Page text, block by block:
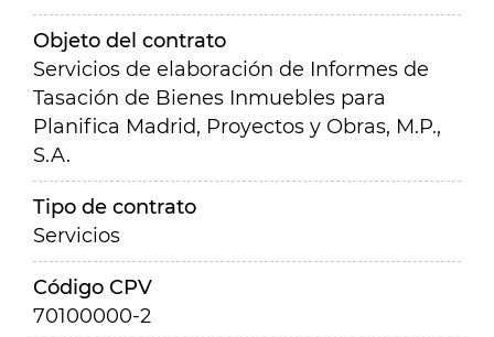
Objeto del contrato
Servicios de elaboración de Informes de
Tasación de Bienes Inmuebles para
Planifica Madrid, Proyectos y Obras, M.P.,
S.A.
Tipo de contrato
Servicios
Código CPV
70100000-2